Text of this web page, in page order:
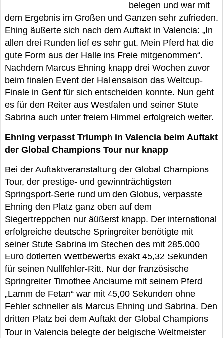
belegen und war mit
dem Ergebnis im Großen und Ganzen sehr zufrieden.
Ehing äußerte sich nach dem Auftakt in Valencia: „In
allen drei Runden lief es sehr gut. Mein Pferd hat die
gute Form aus der Halle ins Freie mitgenommen“.
Nachdem Marcus Ehning knapp drei Wochen zuvor
beim finalen Event der Hallensaison das Weltcup-
Finale in Genf für sich entscheiden konnte. Nun geht
es für den Reiter aus Westfalen und seiner Stute
Sabrina auch unter freiem Himmel erfolgreich weiter.
Ehning verpasst Triumph in Valencia beim Auftakt
der Global Champions Tour nur knapp
Bei der Auftaktveranstaltung der Global Champions
Tour, der prestige- und gewinnträchtigsten
Springsport-Serie rund um den Globus, verpasste
Ehning den Platz ganz oben auf dem
Siegertreppchen nur äüßerst knapp. Der international
erfolgreiche deutsche Springreiter benötigte mit
seiner Stute Sabrina im Stechen des mit 285.000
Euro dotierten Wettbewerbs exakt 45,32 Sekunden
für seinen Nullfehler-Ritt. Nur der französische
Springreiter Timothee Anciaume mit seinem Pferd
„Lamm de Fetan“ war mit 45,00 Sekunden ohne
Fehler schneller als Marcus Ehning und Sabrina. Den
dritten Platz bei dem Auftakt der Global Champions
Tour in Valencia belegte der belgische Weltmeister